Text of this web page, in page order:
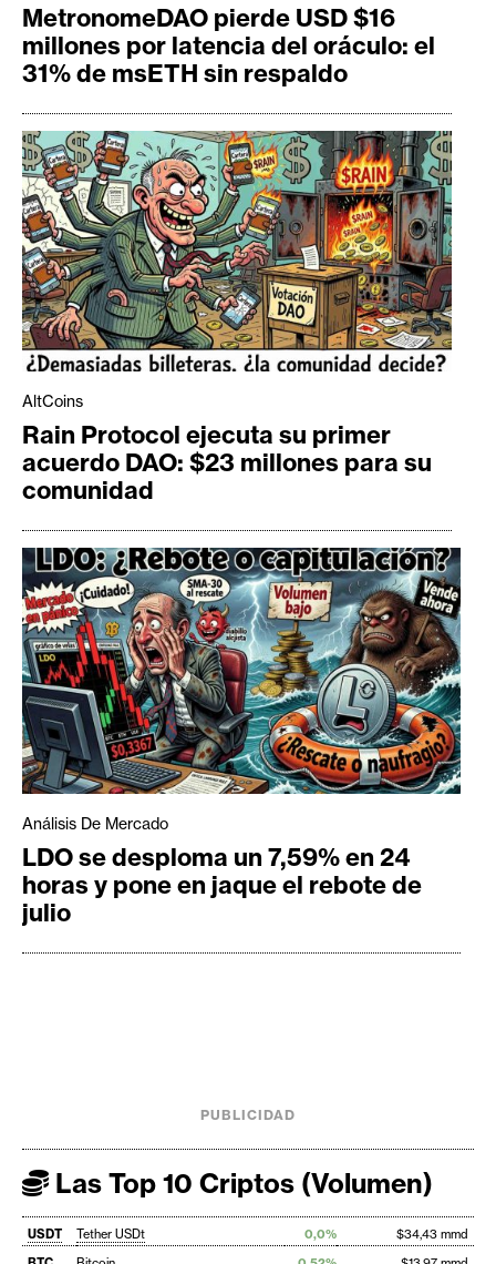
MetronomeDAO pierde USD $16
millones por latencia del oráculo: el
31% de msETH sin respaldo
AltCoins
Rain Protocol ejecuta su primer
acuerdo DAO: $23 millones para su
comunidad
Análisis De Mercado
LDO se desploma un 7,59% en 24
horas y pone en jaque el rebote de
julio
PUBLICIDAD
Las Top 10 Criptos (Volumen)
USDT Tether USDt 0,0%
$34,43 mmd